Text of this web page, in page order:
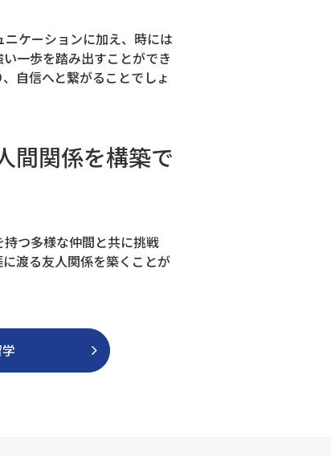
ケーションに加え、時には
一歩を踏み出すことができ
自信へと繋がることでしょ
間関係を構築で
つ多様な仲間と共に挑戦
渡る友人関係を築くことが